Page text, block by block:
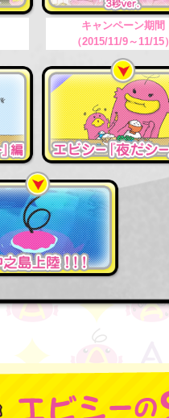
キャンペーン期間
（2015/11/9～11/15）